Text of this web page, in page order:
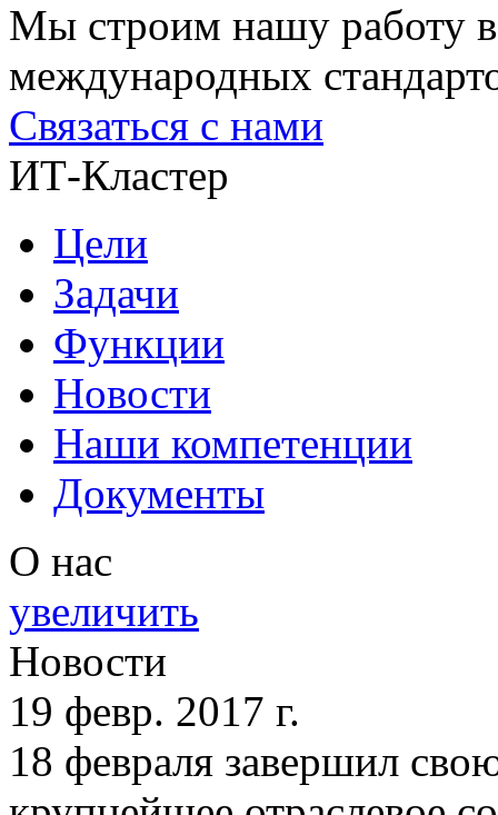
Мы строим нашу работу в
международных
Связаться с нами
ИТ-Кластер
Цели
Задачи
Функции
Новости
Наши компетенции
Документы
О нас
увеличить
Новости
19 февр. 2017 г.
18 февраля завершил